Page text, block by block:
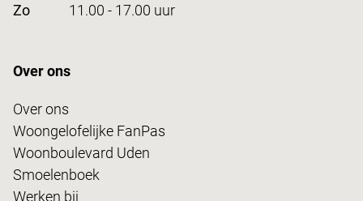
Zo
11.00 - 17.00 uur
Over ons
Over ons
Woongelofelijke FanPas
Woonboulevard Uden
Smoelenboek
Werken bij